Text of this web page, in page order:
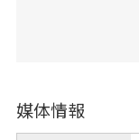
媒体情報